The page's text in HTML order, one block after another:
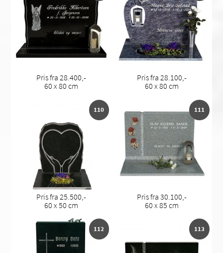
Pris fra 28.400,-
60 x 80 cm
Pris fra 28.100,-
60 x 80 cm
110
Pris fra 25.500,-
60 x 50 cm
111
Pris fra 30.100,-
60 x 85 cm
112 113